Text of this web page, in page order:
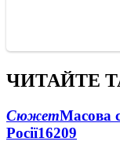
ЧИТАЙТЕ
СюжетМасова
Росії16209